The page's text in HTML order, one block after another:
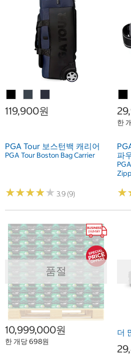
119,900원
PGA Tour 보스턴백 캐리어
PGA Tour Boston Bag Carrier
★★★★★
★★★★★ 3.9 (9)
한
파
★
★
품절
10,999,000원
한 개당 698원
더